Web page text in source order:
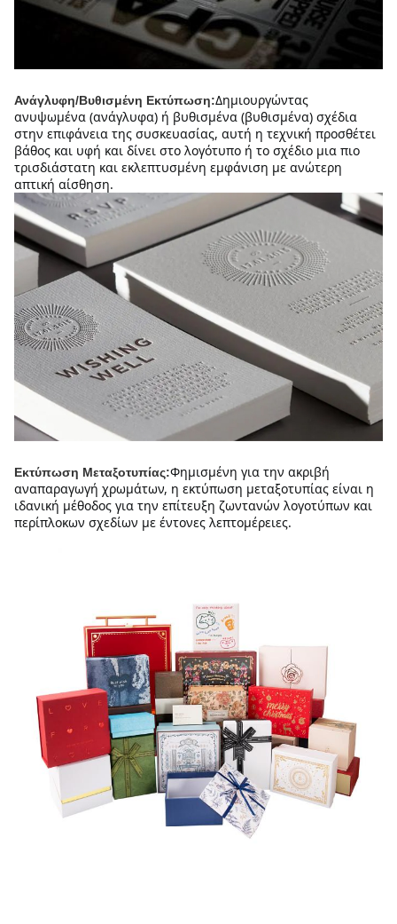
Ανάγλυφη/Βυθισμένη Εκτύπωση:Δημιουργώντας
ανυψωμένα (ανάγλυφα) ή βυθισμένα (βυθισμένα) σχέδια
στην επιφάνεια της συσκευασίας, αυτή η τεχνική προσθέτει
βάθος και υφή και δίνει στο λογότυπο ή το σχέδιο μια πιο
τρισδιάστατη και εκλεπτυσμένη εμφάνιση με ανώτερη
απτική αίσθηση.
Εκτύπωση Μεταξοτυπίας:Φημισμένη για την ακριβή
αναπαραγωγή χρωμάτων, η εκτύπωση μεταξοτυπίας είναι η
ιδανική μέθοδος για την επίτευξη ζωντανών λογοτύπων και
περίπλοκων σχεδίων με έντονες λεπτομέρειες.